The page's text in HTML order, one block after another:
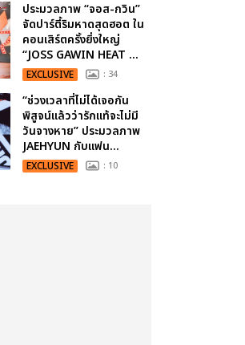
ประมวลภาพ “จอส-กวิน”
จัดปาร์ตี้ริมหาดสุดฮอต ใน
คอนเสิร์ตครั้งยิ่งใหญ่
“JOSS GAWIN HEAT ...
EXCLUSIVE : 34
“ช่วงเวลาที่ไม่ได้เจอกัน
พิสูจน์แล้วว่ารักแท้จะไม่มี
วันจางหาย” ประมวลภาพ
JAEHYUN กับแฟน...
EXCLUSIVE : 10